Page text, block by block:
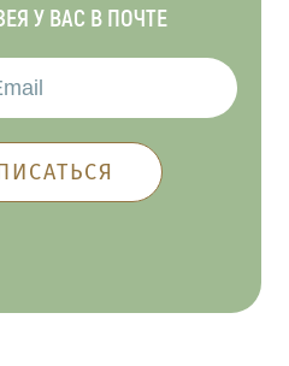
У ВАС В ПОЧТЕ